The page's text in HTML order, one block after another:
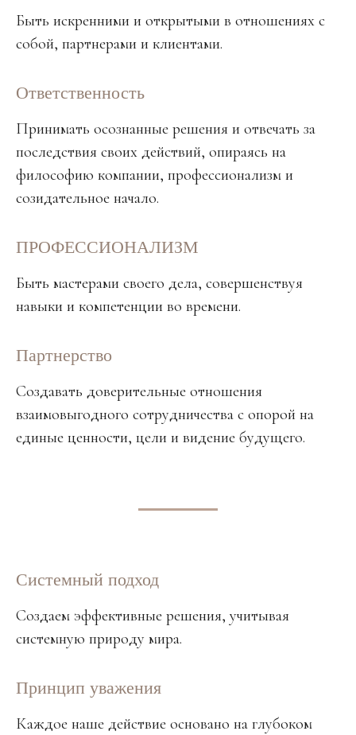
Быть искренними и открытыми в отношениях с
собой, партнерами и клиентами.
Ответственность
Принимать осознанные решения и отвечать за
последствия своих действий, опираясь на
философию компании, профессионализм и
созидательное начало.
ПРОФЕССИОНАЛИЗМ
Быть мастерами своего дела, совершенствуя
навыки и компетенции во времени.
Партнерство
Создавать доверительные отношения
взаимовыгодного сотрудничества с опорой на
единые ценности, цели и видение будущего.
Системный подход
Создаем эффективные решения, учитывая
системную природу мира.
Принцип уважения
Каждое наше действие основано на глубоком